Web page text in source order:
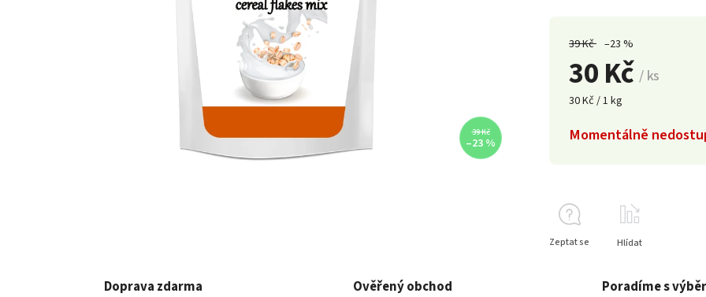
39 Kč
–23 %
39 Kč –23 %
30 Kč/ ks
30 Kč / 1 kg
Momentálně
Zeptat se Hlídat
Doprava zdarma Ověřený obchod Poradíme s